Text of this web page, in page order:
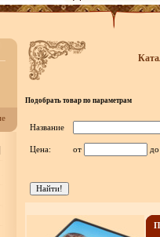
Подобрать товар по параметрам
Название
Цена: от до